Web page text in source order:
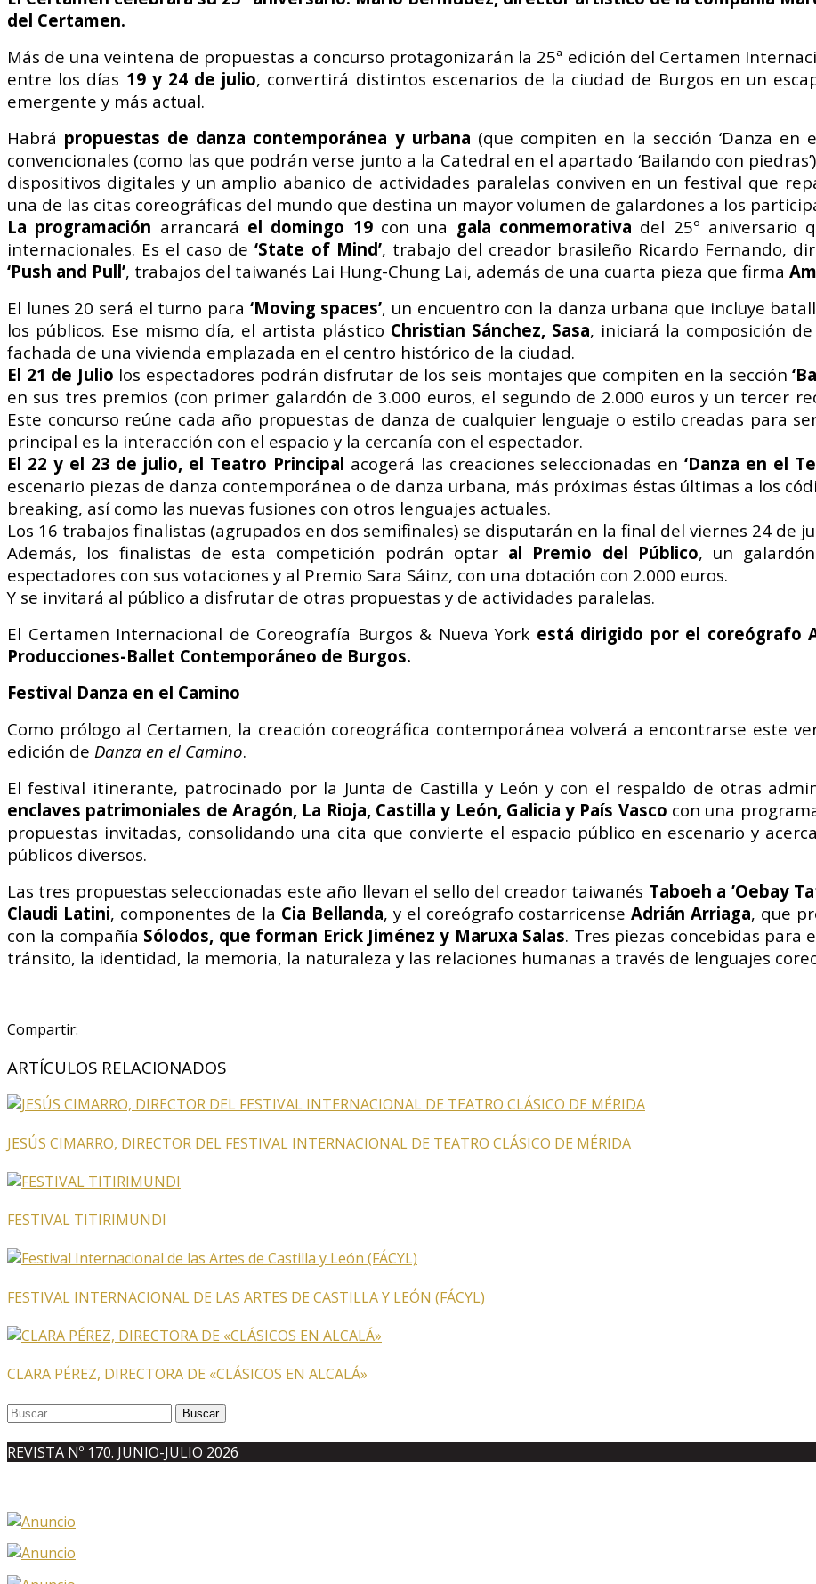
del Certamen.
Más de una veintena de propuestas a concurso protagonizarán la 25ª edición del Certamen
entre los días 19 y 24 de julio, convertirá distintos escenarios de la ciudad de Burgos en un
emergente y más actual.
Habrá propuestas de danza contemporánea y urbana (que compiten en la sección ‘Danza en
convencionales (como las que podránverse junto a la Catedral en el apartado ‘Bailando con
dispositivos digitales y un amplio abanico de actividades paralelas conviven en unfestival que
una de las citas coreográficas del mundo que destina un mayor volumen de galardones a los
La programación arrancará el domingo 19con una gala conmemorativa del 25º aniversario
internacionales. Es el caso de‘State of Mind’, trabajo del creador brasileño Ricardo Fernando,
‘Push and Pull’, trabajos del taiwanés Lai Hung-Chung Lai, además de una cuarta pieza que firma
El lunes 20 será el turno para ‘Moving spaces’, un encuentro con la danza urbana que incluye
los públicos. Ese mismo día, el artista plástico Christian Sánchez, Sasa, iniciará la composición
fachada de una vivienda emplazada en el centro histórico de la ciudad.
El 21 de Julio los espectadores podrán disfrutar de los seis montajes que compiten en la sección
en sus tres premios (con primer galardón de3.000 euros, el segundo de 2.000 eurosy un tercer
Este concurso reúne cada año propuestas de danza de cualquier lenguaje o estilo creadas para
principal es la interacción con el espacio y la cercanía con el espectador.
El 22 y el 23 de julio, el Teatro Principal acogerá las creaciones seleccionadas en‘Danza en el
escenario piezas de danza contemporánea o de danza urbana, más próximas éstas últimas a los
breaking, así como las nuevas fusiones con otros lenguajes actuales.
Los 16 trabajos finalistas (agrupados en dos semifinales) se disputarán en la final del viernes 24 de
Además, los finalistas de esta competición podrán optar al Premio del Público, un
espectadores con sus votaciones y al Premio Sara Sáinz, con una dotación con 2.000 euros.
Y se invitará al público a disfrutar de otras propuestas y de actividades paralelas.
El Certamen Internacional de Coreografía Burgos & Nueva York está dirigido por el coreógrafo
Producciones-Ballet Contemporáneo de Burgos.
Festival Danza en el Camino
Como prólogo al Certamen, la creación coreográfica contemporánea volverá a encontrarse este
edición de Danza en el Camino.
El festival itinerante, patrocinado por la Junta de Castilla y León y con el respaldo de otras
enclaves patrimoniales de Aragón, La Rioja, Castilla y León, Galicia y País Vasco con una
propuestas invitadas, consolidando una cita que convierte el espacio público en escenario y
públicos diversos.
Las tres propuestas seleccionadas este año llevan el sello del creador taiwanés Taboeh a ’Oebay
Claudi Latini, componentes de la Cia Bellanda, y el coreógrafo costarricenseAdrián Arriaga, que
con la compañía Sólodos, que forman Erick Jiménez y Maruxa Salas. Tres piezas concebidas para
tránsito, la identidad, la memoria, la naturaleza y las relaciones humanas a través de lenguajes
Compartir:
ARTÍCULOS RELACIONADOS
JESÚS CIMARRO, DIRECTOR DEL FESTIVAL INTERNACIONAL DE TEATRO CLÁSICO DE MÉRIDA
FESTIVAL TITIRIMUNDI
FESTIVAL INTERNACIONAL DE LAS ARTES DE CASTILLA Y LEÓN (FÁCYL)
CLARA PÉREZ, DIRECTORA DE «CLÁSICOS EN ALCALÁ»
Buscar:
REVISTA Nº 170. JUNIO-JULIO 2026